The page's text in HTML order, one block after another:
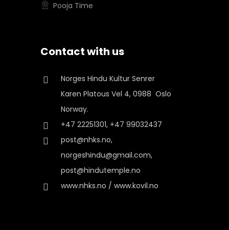
Pooja Time
Contact with us
Norges Hindu Kultur Senrer
Karen Platous Vel 4, 0988 Oslo
Norway.
+47 22251301, +47 99032437
post@nhks.no,
norgeshindu@gmail.com,
post@hindutemple.no
www.nhks.no / www.kovil.no